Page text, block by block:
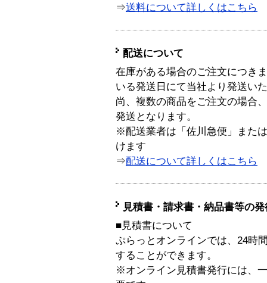
⇒送料について詳しくはこちら
配送について
在庫がある場合のご注文につき
いる発送日にて当社より発送い
尚、複数の商品をご注文の場合
発送となります。
※配送業者は「佐川急便」また
けます
⇒配送について詳しくはこちら
見積書・請求書・納品書等の
■見積書について
ぷらっとオンラインでは、24時
することができます。
※オンライン見積書発行には、